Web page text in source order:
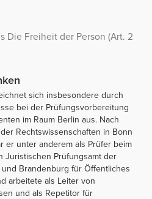
Die Freiheit der Person (Art. 2
sich insbesondere durch
bei der Prüfungsvorbereitung
im Raum Berlin aus. Nach
Rechtswissenschaften in Bonn
er unter anderem als Prüfer beim
Juristischen Prüfungsamt der
und Brandenburg für Öffentliches
arbeitete als Leiter von
und als Repetitor für